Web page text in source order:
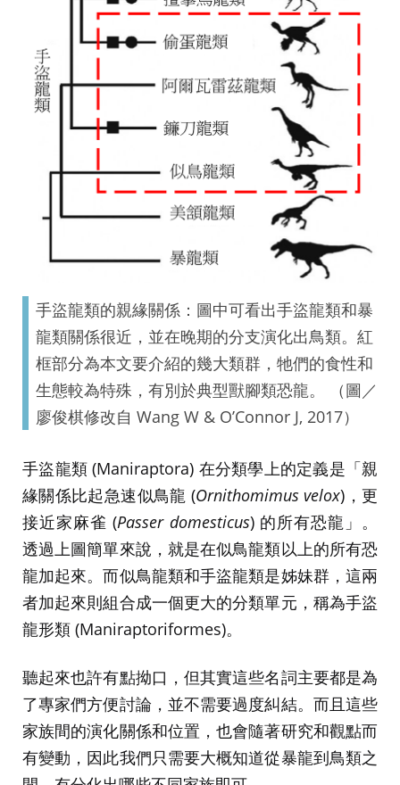
手盜龍類的親緣關係：圖中可看出手盜龍類和暴
龍類關係很近，並在晚期的分支演化出鳥類。紅
框部分為本文要介紹的幾大類群，牠們的食性和
生態較為特殊，有別於典型獸腳類恐龍。 （圖／
廖俊棋修改自 Wang W & O’Connor J, 2017）
手盜龍類 (Maniraptora) 在分類學上的定義是「親
緣關係比起急速似鳥龍 (Ornithomimus velox)，更
接近家麻雀 (Passer domesticus) 的所有恐龍」。
透過上圖簡單來說，就是在似鳥龍類以上的所有恐
龍加起來。而似鳥龍類和手盜龍類是姊妹群，這兩
者加起來則組合成一個更大的分類單元，稱為手盜
龍形類 (Maniraptoriformes)。
聽起來也許有點拗口，但其實這些名詞主要都是為
了專家們方便討論，並不需要過度糾結。而且這些
家族間的演化關係和位置，也會隨著研究和觀點而
有變動，因此我們只需要大概知道從暴龍到鳥類之